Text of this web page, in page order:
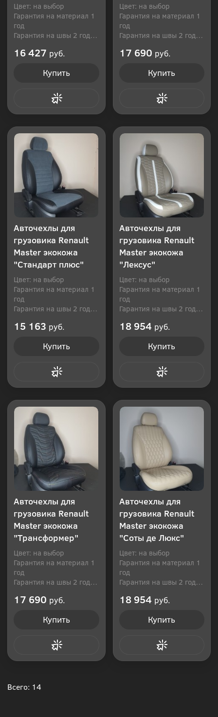
Цвет: на выбор
Гарантия на материал 1
год
Гарантия на швы 2 года
16 427 руб.
Купить
Цвет: на выбор
Гарантия на материал 1
год
Гарантия на швы 2 года
17 690 руб.
Купить
Авточехлы для
грузовика Renault
Master экокожа
"Стандарт плюс"
Цвет: на выбор
Гарантия на материал 1
год
Гарантия на швы 2 года
15 163 руб.
Купить
Авточехлы для
грузовика Renault
Master экокожа
"Лексус"
Цвет: на выбор
Гарантия на материал 1
год
Гарантия на швы 2 года
18 954 руб.
Купить
Авточехлы для
грузовика Renault
Master экокожа
"Трансформер"
Цвет: на выбор
Гарантия на материал 1
год
Гарантия на швы 2 года
17 690 руб.
Купить
Авточехлы для
грузовика Renault
Master экокожа
"Соты де Люкс"
Цвет: на выбор
Гарантия на материал 1
год
Гарантия на швы 2 года
18 954 руб.
Купить
Всего: 14